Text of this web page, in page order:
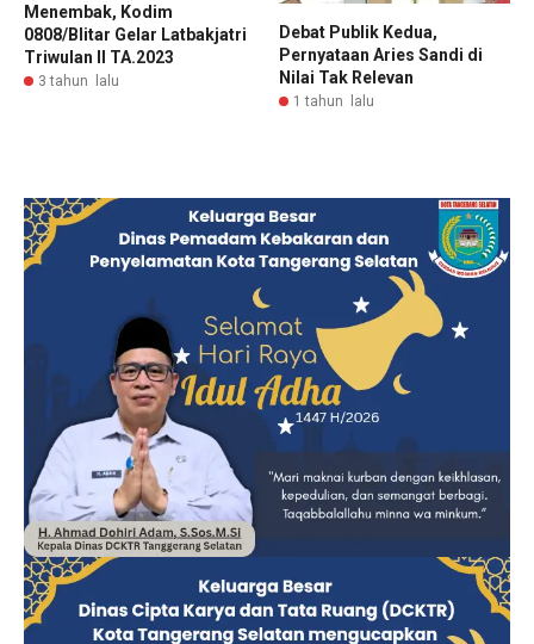
Menembak, Kodim
0808/Blitar Gelar Latbakjatri
Triwulan II TA.2023
3 tahun lalu
Debat Publik Kedua,
Pernyataan Aries Sandi di
Nilai Tak Relevan
1 tahun lalu